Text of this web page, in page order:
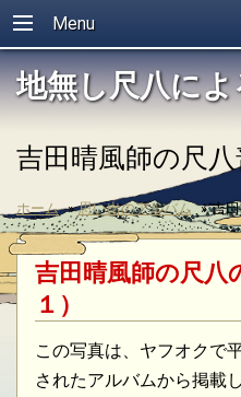
Menu
地無し尺八に
吉田晴風師の尺
ホーム » 思い出のアルバム » 吉
吉田晴風師の尺八
１）
この写真は、ヤフオクで
されたアルバムから掲載